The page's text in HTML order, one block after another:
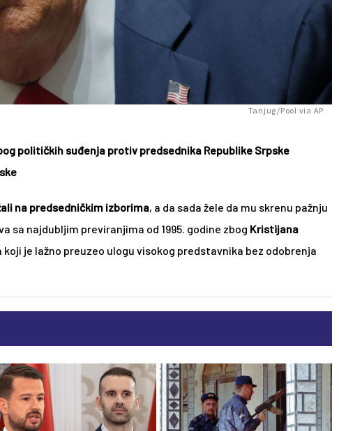
Tanjug/Pool via AP
političkih suđenja protiv predsednika Republike Srpske
na predsedničkim izborima
sa najdubljim previranjima od 1995. godine zbog Kristijana
je lažno preuzeo ulogu visokog predstavnika bez odobrenja